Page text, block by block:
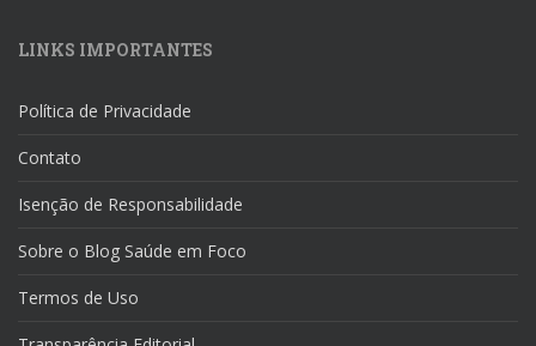
LINKS IMPORTANTES
Política de Privacidade
Contato
Isenção de Responsabilidade
Sobre o Blog Saúde em Foco
Termos de Uso